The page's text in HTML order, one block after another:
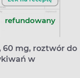
refundowany
60 mg, roztwór do
w